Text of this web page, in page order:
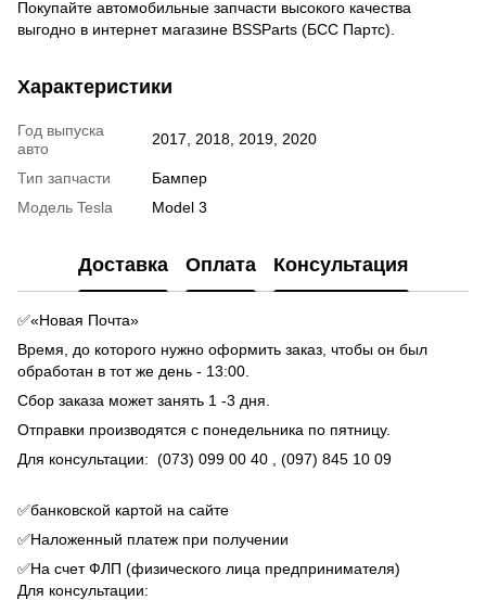
Покупайте автомобильные запчасти высокого качества
выгодно в интернет магазине BSSParts (БСС Партс).
Характеристики
Год выпуска
авто
2017, 2018, 2019, 2020
Тип запчасти
Бампер
Модель Tesla
Model 3
Доставка Оплата Консультация
✅«Новая Почта»
Время, до которого нужно оформить заказ, чтобы он был
обработан в тот же день - 13:00.
Сбор заказа может занять 1 -3 дня.
Отправки производятся с понедельника по пятницу.
Для консультации: (073) 099 00 40 , (097) 845 10 09
✅банковской картой на сайте
✅Наложенный платеж при получении
✅На счет ФЛП (физического лица предпринимателя)
Для консультации: